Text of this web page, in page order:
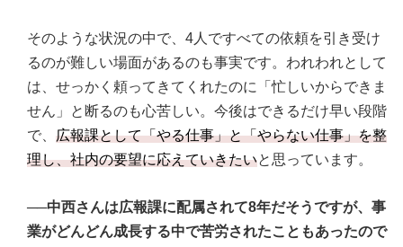
そのような状況の中で、4人ですべての依頼を引き受け
るのが難しい場面があるのも事実です。われわれとして
は、せっかく頼ってきてくれたのに「忙しいからできま
せん」と断るのも心苦しい。今後はできるだけ早い段階
で、 広報課として「やる仕事」と「やらない仕事」を整
理し、社内の要望に応えていきたいと思っています。
──中西さんは広報課に配属されて8年だそうですが、事
業がどんどん成長する中で苦労されたこともあったので